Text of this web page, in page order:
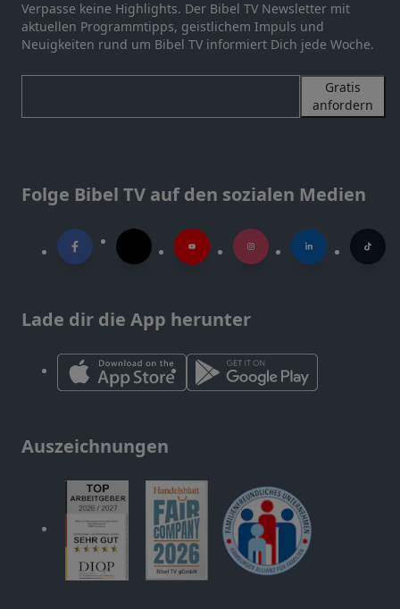
Verpasse keine Highlights. Der Bibel TV Newsletter mit
aktuellen Programmtipps, geistlichem Impuls und
Neuigkeiten rund um Bibel TV informiert Dich jede Woche.
Gratis
anfordern
Folge Bibel TV auf den sozialen Medien
Lade dir die App herunter
Auszeichnungen